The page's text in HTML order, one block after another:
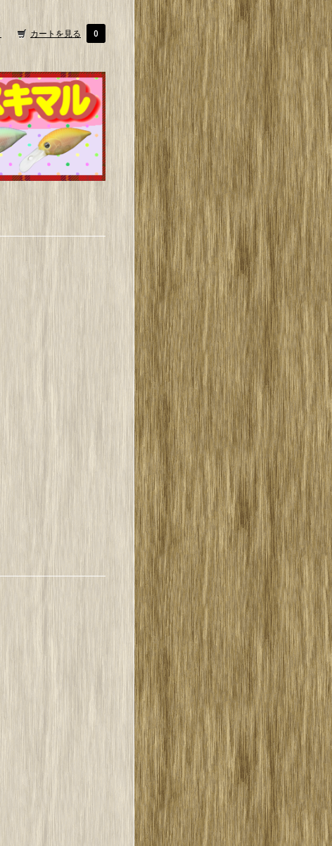
カートを見る 0